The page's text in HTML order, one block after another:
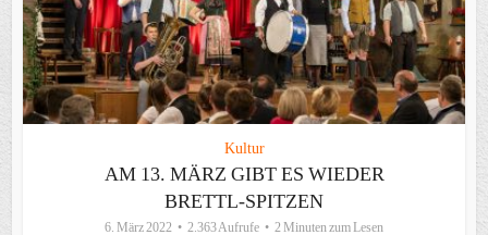
Kultur
AM 13. MÄRZ GIBT ES WIEDER
BRETTL-SPITZEN
6. März 2022 2.363 Aufrufe 2 Minuten zum Lesen